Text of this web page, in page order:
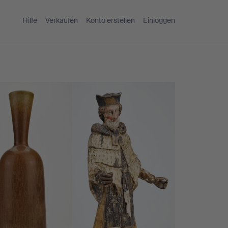
Hilfe Verkaufen Konto erstellen Einloggen